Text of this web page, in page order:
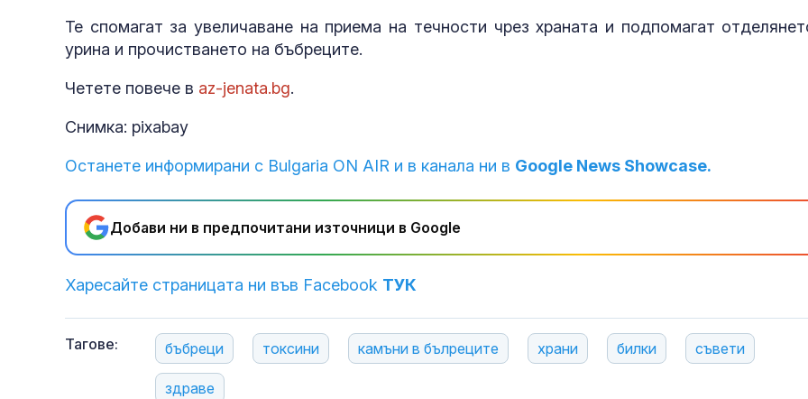
Те спомагат за увеличаване на приема на течности чрез храната и подпомагат
урина и прочистването на бъбреците.
Четете повече в az-jenata.bg.
Снимка: pixabay
Останете информирани с Bulgaria ON AIR и в канала ни в Google News Showcase.
Добави ни в предпочитани източници в Google
Харесайте страницата ни във Facebook ТУК
Тагове: бъбреци токсини камъни в бълреците храни билки съвети
здраве